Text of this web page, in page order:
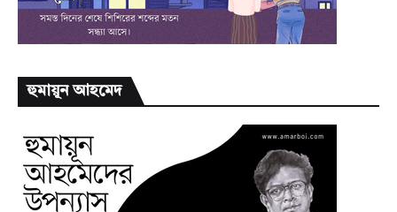
হুমায়ূন আহমেদ